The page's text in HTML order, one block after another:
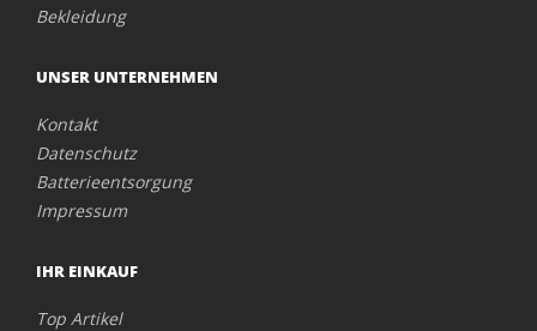
Bekleidung
UNSER UNTERNEHMEN
Kontakt
Datenschutz
Batterieentsorgung
Impressum
IHR EINKAUF
Top Artikel